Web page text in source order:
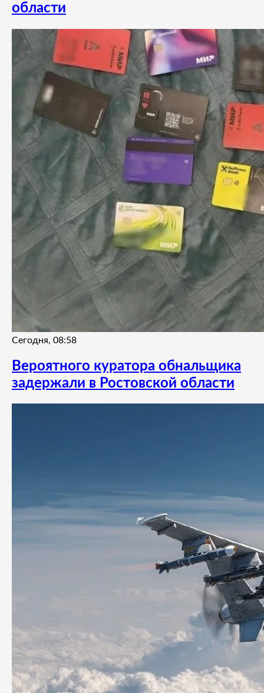
области
Сегодня, 08:58
Вероятного куратора обнальщика
задержали в Ростовской области